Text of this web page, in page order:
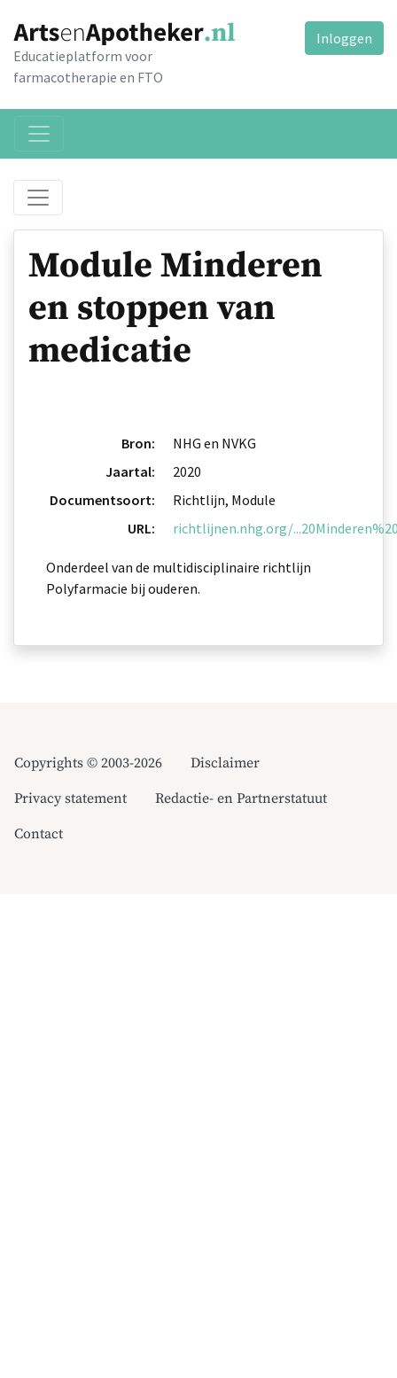
Educatieplatform voor
farmacotherapie en FTO
Inloggen
Module Minderen
en stoppen van
medicatie
Bron:
NHG en NVKG
Jaartal:
2020
Documentsoort:
Richtlijn, Module
URL:
richtlijnen.nhg.org/
Onderdeel van de multidisciplinaire richtlijn
Polyfarmacie bij ouderen.
Copyrights © 2003-2026
Disclaimer
Privacy statement
Redactie- en Partnerstatuut
Contact